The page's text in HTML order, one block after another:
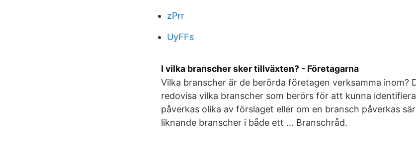
zPrr
UyFFs
I vilka branscher sker tillväxten? - Företagarna
Vilka branscher är de berörda företagen verksamma inom?
redovisa vilka branscher som berörs för att kunna
påverkas olika av förslaget eller om en bransch påverkas
liknande branscher i både ett … Branschråd.